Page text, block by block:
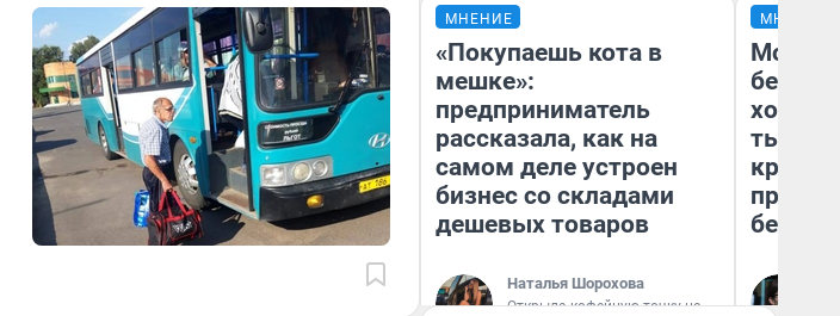
МНЕНИЕ
«Покупаешь кота в
мешке»:
предприниматель
рассказала, как на
самом деле устроен
бизнес со складами
дешевых товаров
Наталья Шорохова
Открыла кофейную точку на
МНЕНИЕ
Мой
хотела
тысяч,